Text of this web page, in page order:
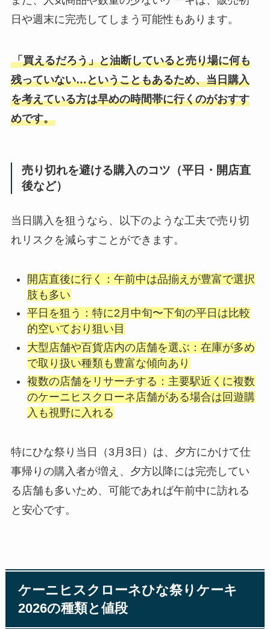
日や週末に完売してしまう可能性もあります。
「買えるだろう」と油断していると売り場に何も
残っていない…ということもあるため、当日購入
を考えている方は早めの時間帯に行くのがおすす
めです。
売り切れを避ける購入のコツ（平日・開店直
後など）
当日購入を狙うなら、以下のような工夫で売り切
れリスクを減らすことができます。
開店直後に行く：午前中は品揃えが豊富で選択
肢も多い
平日を狙う：特に2月中旬〜下旬の平日は比較
的空いており狙い目
大型店舗や百貨店内の店舗を選ぶ：在庫が多め
で取り扱い種類も豊富な傾向あり
複数の店舗をリサーチする：主要駅近くに複数
のケーニヒスクローネ店舗がある場合は回遊購
入も視野に入れる
特にひな祭り当日（3月3日）は、夕方にかけて仕
事帰りの購入者が増え、夕方以降には完売してい
る店舗も多いため、可能であれば午前中に訪れる
と安心です。
ケーニヒスクローネひな祭りケーキ
2026の種類と値段